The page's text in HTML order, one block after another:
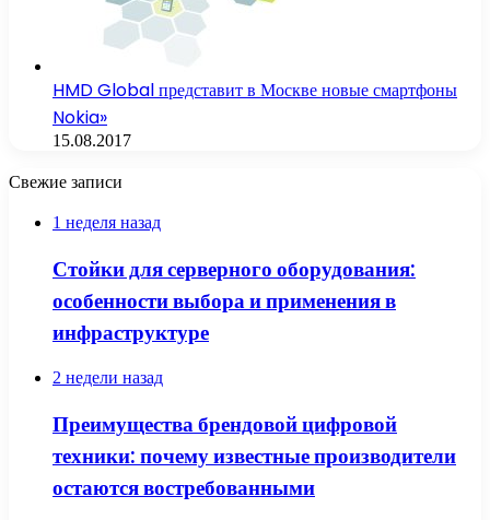
HMD Global представит в Москве новые смартфоны
Nokia»
15.08.2017
Свежие записи
1 неделя назад
Стойки для серверного оборудования:
особенности выбора и применения в
инфраструктуре
2 недели назад
Преимущества брендовой цифровой
техники: почему известные производители
остаются востребованными